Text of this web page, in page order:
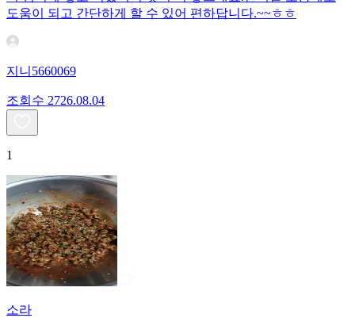
도움이 되고 간단하게 할 수 있어 편하답니다.~~ㅎㅎ
지니5660069
조회수 2726.08.04
1
소라